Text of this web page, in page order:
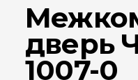
дверь
1007-0